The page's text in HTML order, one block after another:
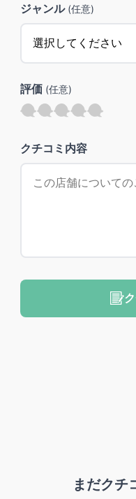
ジャンル (任意)
評価 (任意)
クチコミ内容
まだクチ